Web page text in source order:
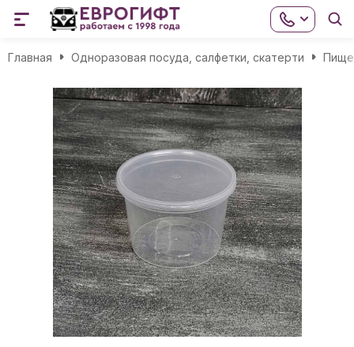
Главная Одноразовая посуда, салфетки, скатерти